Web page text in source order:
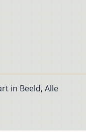
in Beeld, Alle